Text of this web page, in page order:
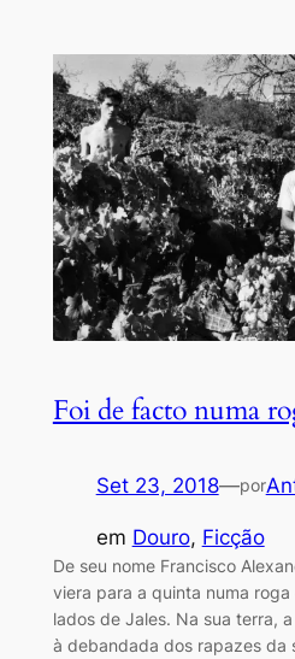
Foi de facto numa
Set 23, 2018—por
em Douro, Ficção
De seu nome Francisco
viera para a quinta numa
lados de Jales. Na sua terra,
à debandada dos rapazes da